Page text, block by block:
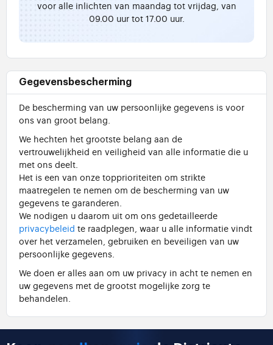
voor alle inlichten van maandag tot vrijdag, van
09.00 uur tot 17.00 uur.
Gegevensbescherming
De bescherming van uw persoonlijke gegevens is voor
ons van groot belang.
We hechten het grootste belang aan de
vertrouwelijkheid en veiligheid van alle informatie die u
met ons deelt.
Het is een van onze topprioriteiten om strikte
maatregelen te nemen om de bescherming van uw
gegevens te garanderen.
We nodigen u daarom uit om ons gedetailleerde
privacybeleid te raadplegen, waar u alle informatie vindt
over het verzamelen, gebruiken en beveiligen van uw
persoonlijke gegevens.
We doen er alles aan om uw privacy in acht te nemen en
uw gegevens met de grootst mogelijke zorg te
behandelen.